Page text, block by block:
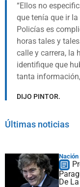
Ellos no
que tenía que ir
Policías es
horas tales y
calle y carrera, la
identifique que
tanta
DIJO PINTOR.
Últimas noticias
Nación
De